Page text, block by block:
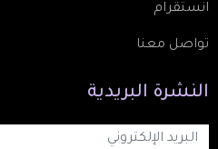
انستقرام
تواصل معنا
النشرة البريدية